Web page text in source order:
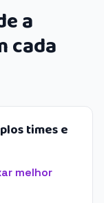
a
cada
times e
melhor